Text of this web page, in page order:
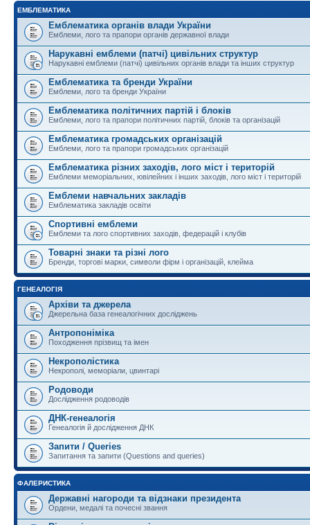
ЕМБЛЕМАТИКА
Емблематика органів влади України
Емблеми, лого та прапори органів державної влади
Нарукавні емблеми (патчі) цивільних структур
Нарукавні емблеми (патчі) цивільних органів влади та інших структур
Емблематика та бренди України
Емблеми, лого та бренди України
Емблематика політичних партій і блоків
Емблеми, лого та прапори політичних партій, блоків та організацій
Емблематика громадських організацій
Емблеми, лого та прапори громадських організацій
Емблематика різних заходів, лого міст і територій
Емблеми меморіальних, ювілейних і інших заходів, лого міст і територій
Емблеми навчальних закладів
Емблематика закладів освіти
Спортивні емблеми
Емблеми та лого спортивних заходів, федерацій і клубів
Товарні знаки та різні лого
Бренди, торгові марки, символи фірм і організацій, клейма
ГЕНЕАЛОГІЯ
Архіви та джерела
Джерельна база генеалогічних досліджень
Антропоніміка
Походження прізвищ та імен
Некрополістика
Некрополі, меморіали, цвинтарі
Родоводи
Дослідження родоводів
ДНК-генеалогія
Генеалогія й дослідження ДНК
Запити / Queries
Запитання та запити (Questions and queries)
ФАЛЕРИСТИКА
Державні нагороди та відзнаки президента
Ордени, медалі та почесні звання